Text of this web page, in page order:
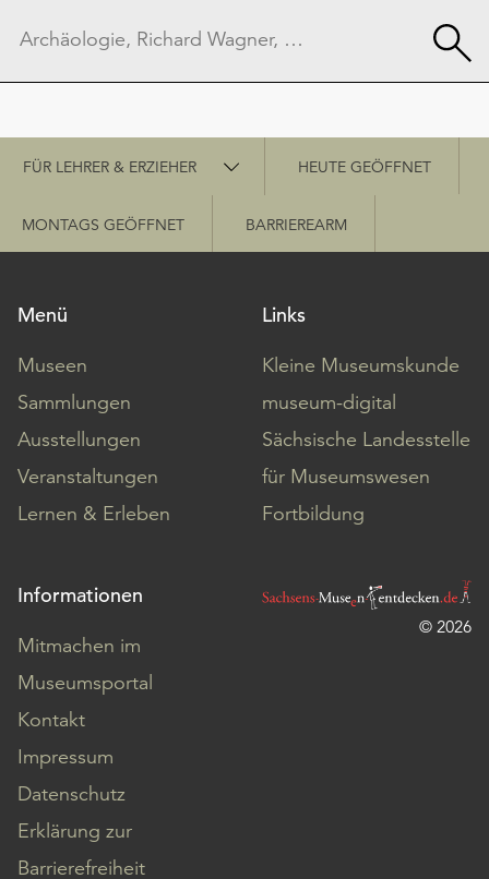
Schnellzugriff
FÜR LEHRER & ERZIEHER HEUTE GEÖFFNET
MONTAGS GEÖFFNET BARRIEREARM
Menü
Museen
Sammlungen
Ausstellungen
Veranstaltungen
Lernen & Erleben
Links
Kleine Museumskunde
museum-digital
Sächsische Landesstelle
für Museumswesen
Fortbildung
Informationen
Mitmachen im
Museumsportal
Kontakt
Impressum
Datenschutz
Erklärung zur
Barrierefreiheit
© 2026